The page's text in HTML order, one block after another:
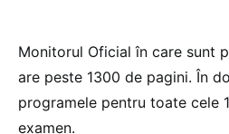
Monitorul Oficial în care sunt
are peste 1300 de pagini. În
programele pentru toate cele
examen.